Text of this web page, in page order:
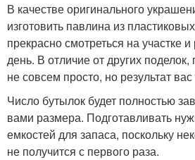
В качестве оригинального
изготовить павлина из
прекрасно смотреться на участке
день. В отличие от других
не совсем просто, но результат
Число бутылок будет полностью
вами размера. Подготавливать
емкостей для запаса, поскольку
не получится с первого раза.